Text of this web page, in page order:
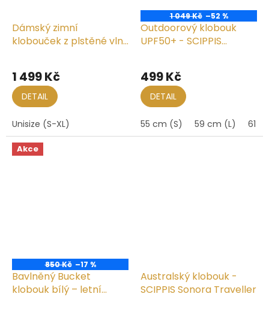
Dámský zimní
klobouček z plstěné vlny
hodnocení
produktu
je
5,0
5
hvězdiček.
1 499 Kč
DETAIL
Unisize (S-XL)
1 049 Kč –52 %
Outdoorový klobouk
UPF50+ - SCIPPIS
499 Kč
DETAIL
55 cm (S) 59 cm (L) 61
Akce
850 Kč –17 %
Bavlněný Bucket
klobouk bílý – letní
Australský klobouk -
SCIPPIS Sonora Traveller